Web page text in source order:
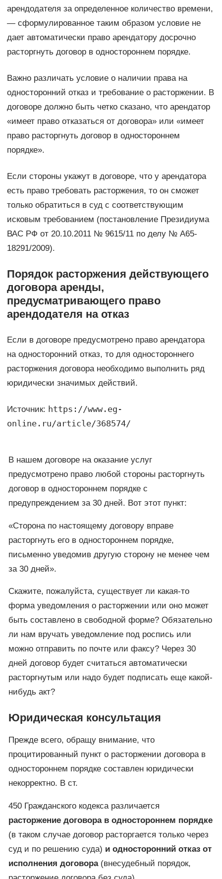
арендодателя за определенное количество времени,
— сформулированное таким образом условие не
дает автоматически право арендатору досрочно
расторгнуть договор в одностороннем порядке.
Важно различать условие о наличии права на
односторонний отказ и требование о расторжении. В
договоре должно быть четко сказано, что арендатор
«имеет право отказаться от договора» или «имеет
право расторгнуть договор в одностороннем
порядке».
Если стороны укажут в договоре, что у арендатора
есть право требовать расторжения, то он сможет
только обратиться в суд с соответствующим
исковым требованием (постановление Президиума
ВАС РФ от 20.10.2011 № 9615/11 по делу № А65-
18291/2009).
Порядок расторжения действующего
договора аренды,
предусматривающего право
арендодателя на отказ
Если в договоре предусмотрено право арендатора
на односторонний отказ, то для одностороннего
расторжения договора необходимо выполнить ряд
юридически значимых действий.
Источник: https://www.eg-
online.ru/article/368574/
В нашем договоре на оказание услуг
предусмотрено право любой стороны расторгнуть
договор в одностороннем порядке с
предупреждением за 30 дней. Вот этот пункт:
«Сторона по настоящему договору вправе
расторгнуть его в одностороннем порядке,
письменно уведомив другую сторону не менее чем
за 30 дней».
Скажите, пожалуйста, существует ли какая-то
форма уведомления о расторжении или оно может
быть составлено в свободной форме? Обязательно
ли нам вручать уведомление под роспись или
можно отправить по почте или факсу? Через 30
дней договор будет считаться автоматически
расторгнутым или надо будет подписать еще какой-
нибудь акт?
Юридическая консультация
Прежде всего, обращу внимание, что
процитированный пункт о расторжении договора в
одностороннем порядке составлен юридически
некорректно. В ст.
450 Гражданского кодекса различается
расторжение договора в одностороннем порядке
(в таком случае договор расторгается только через
суд и по решению суда) и односторонний отказ от
исполнения договора(внесудебный порядок,